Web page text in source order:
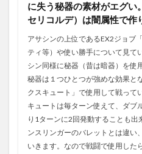
に失う秘器の素材がエグい
セリコルデ）は闇属性で作
アサシンの上位であるEX2ジョブ
ティ等）や使い勝手について見て
シン同様に秘器（昔は暗器）を使
秘器は１つひとつが強めな効果と
クスキュート」で使用して戦って
キュートは毎ターン使えて、ダブ
り1ターンに2回発動することも
ンスリンガーのバレットとは違い
いきます。なので戦闘で使用した